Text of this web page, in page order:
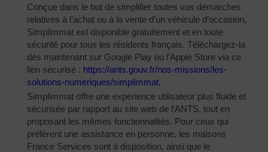
Conçue dans le but de simplifier toutes vos démarches
relatives à l’achat ou à la vente d’un véhicule d’occasion,
Simplimmat est disponible gratuitement et en toute
sécurité pour tous les résidents français. Téléchargez-la
dès maintenant sur Google Play ou l’Apple Store via ce
lien sécurisé : https://ants.gouv.fr/nos-missions/les-
solutions-numeriques/simplimmat.
Simplimmat offre une expérience utilisateur plus fluide et
sécurisée par rapport au site web de l’ANTS, tout en
proposant les mêmes fonctionnalités. Pour ceux qui
préfèrent une assistance en personne, les maisons
France Services sont à disposition, ainsi que le